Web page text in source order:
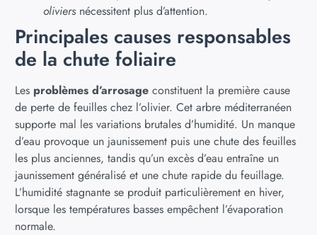
oliviers nécessitent plus d’attention.
Principales causes responsables
de la chute foliaire
Les problèmes d’arrosage constituent la première cause
de perte de feuilles chez l’olivier. Cet arbre méditerranéen
supporte mal les variations brutales d’humidité. Un manque
d’eau provoque un jaunissement puis une chute des feuilles
les plus anciennes, tandis qu’un excès d’eau entraîne un
jaunissement généralisé et une chute rapide du feuillage.
L’humidité stagnante se produit particulièrement en hiver,
lorsque les températures basses empêchent l’évaporation
normale.